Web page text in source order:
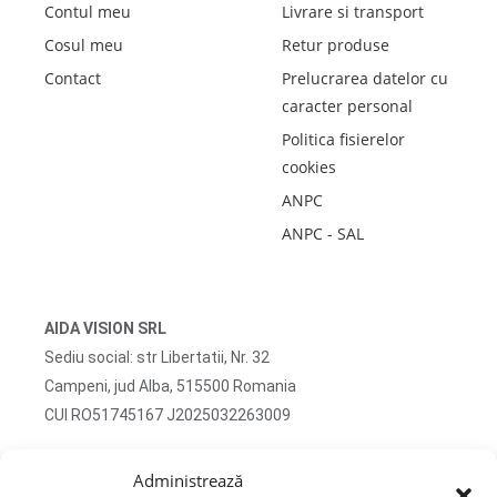
Administrează
Contul meu
Cosul meu
Contact
Livrare si transport
Retur produse
Prelucrarea datelor cu
caracter personal
Politica fisierelor
cookies
ANPC
ANPC - SAL
AIDA VISION SRL
Sediu social: str Libertatii, Nr. 32
Campeni, jud Alba, 515500 Romania
CUI RO51745167 J2025032263009